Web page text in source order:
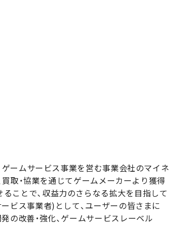
ームサービス事業を営む事業会社のマイネ
取・協業を通じてゲームメーカーより獲得
ことで、収益力のさらなる拡大を目指して
ビス事業者)として、ユーザーの皆さまに
の改善・強化、ゲームサービスレーベル